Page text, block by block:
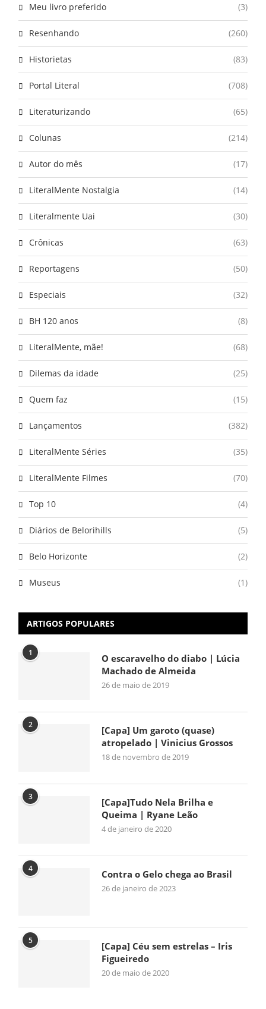
Meu livro preferido (3)
Resenhando (260)
Historietas (83)
Portal Literal (708)
Literaturizando (65)
Colunas (214)
Autor do mês (17)
LiteralMente Nostalgia (14)
Literalmente Uai (30)
Crônicas (63)
Reportagens (50)
Especiais (32)
BH 120 anos (8)
LiteralMente, mãe! (68)
Dilemas da idade (25)
Quem faz (15)
Lançamentos (382)
LiteralMente Séries (35)
LiteralMente Filmes (70)
Top 10 (4)
Diários de Belorihills (5)
Belo Horizonte (2)
Museus (1)
ARTIGOS POPULARES
1
O escaravelho do diabo | Lúcia
Machado de Almeida
26 de maio de 2019
2
[Capa] Um garoto (quase)
atropelado | Vinicius Grossos
18 de novembro de 2019
3
[Capa]Tudo Nela Brilha e
Queima | Ryane Leão
4 de janeiro de 2020
4 Contra o Gelo chega ao Brasil
26 de janeiro de 2023
5
[Capa] Céu sem estrelas – Iris
Figueiredo
20 de maio de 2020